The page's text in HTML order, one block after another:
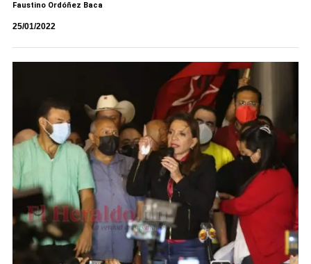
Faustino Ordóñez Baca
25/01/2022